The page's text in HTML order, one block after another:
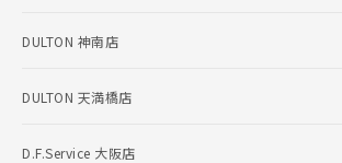
DULTON 神南店
DULTON 天満橋店
D.F.Service 大阪店